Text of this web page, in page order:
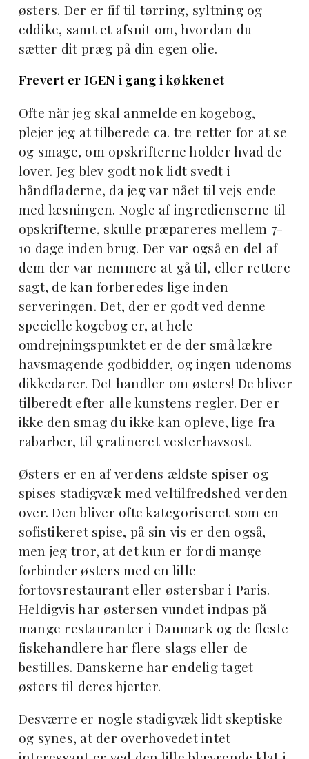
østers. Der er fif til tørring, syltning og
eddike, samt et afsnit om, hvordan du
sætter dit præg på din egen olie.
Frevert er IGEN i gang i køkkenet
Ofte når jeg skal anmelde en kogebog,
plejer jeg at tilberede ca. tre retter for at se
og smage, om opskrifterne holder hvad de
lover. Jeg blev godt nok lidt svedt i
håndfladerne, da jeg var nået til vejs ende
med læsningen. Nogle af ingredienserne til
opskrifterne, skulle præpareres mellem 7-
10 dage inden brug. Der var også en del af
dem der var nemmere at gå til, eller rettere
sagt, de kan forberedes lige inden
serveringen. Det, der er godt ved denne
specielle kogebog er, at hele
omdrejningspunktet er de der små lækre
havsmagende godbidder, og ingen udenoms
dikkedarer. Det handler om østers! De bliver
tilberedt efter alle kunstens regler. Der er
ikke den smag du ikke kan opleve, lige fra
rabarber, til gratineret vesterhavsost.
Østers er en af verdens ældste spiser og
spises stadigvæk med veltilfredshed verden
over. Den bliver ofte kategoriseret som en
sofistikeret spise, på sin vis er den også,
men jeg tror, at det kun er fordi mange
forbinder østers med en lille
fortovsrestaurant eller østersbar i Paris.
Heldigvis har østersen vundet indpas på
mange restauranter i Danmark og de fleste
fiskehandlere har flere slags eller de
bestilles. Danskerne har endelig taget
østers til deres hjerter.
Desværre er nogle stadigvæk lidt skeptiske
og synes, at der overhovedet intet